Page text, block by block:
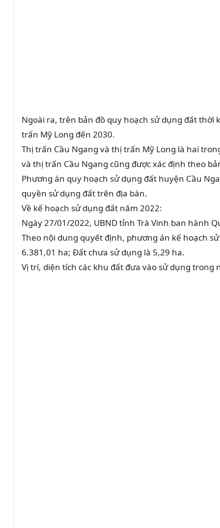
Ngoài ra, trên bản đồ quy hoạch sử dụng đất thời
trấn Mỹ Long đến 2030.
Thị trấn Cầu Ngang và thị trấn Mỹ Long là hai
và thị trấn Cầu Ngang cũng được xác định theo
Phương án quy hoạch sử dụng đất huyện Cầu
quyền sử dụng đất trên địa bàn.
Về kế hoạch sử dụng đất năm 2022:
Ngày 27/01/2022, UBND tỉnh Trà Vinh ban hành
Theo nội dung quyết định, phương án kế hoạch
6.381,01 ha; Đất chưa sử dụng là 5,29 ha.
Vị trí, diện tích các khu đất đưa vào sử dụng